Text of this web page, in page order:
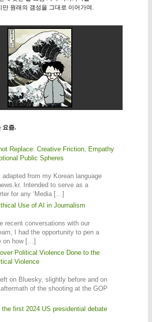
만 원래의 갬성을 그대로 이어가며.
요즘.
Replace: Creative Friction, Empathy
Public Spheres
adapted from my Korean language
Intended to serve as a
for any ‘Media […]
Use of AI in Journalism
recent conversations with our
I had the opportunity to pen a
on how […]
Political Violence Done to the
Violence
on Bluesky, slightly before and on
of the shooting at the GOP
first 2024 US presidential debate